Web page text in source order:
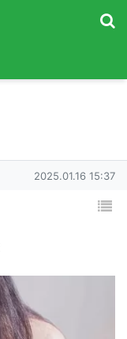
작성일
2025.01.16 15:37
목